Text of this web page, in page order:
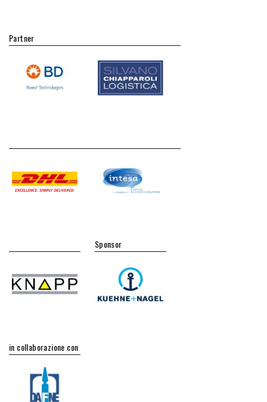
Partner
Sponsor
in collaborazione con